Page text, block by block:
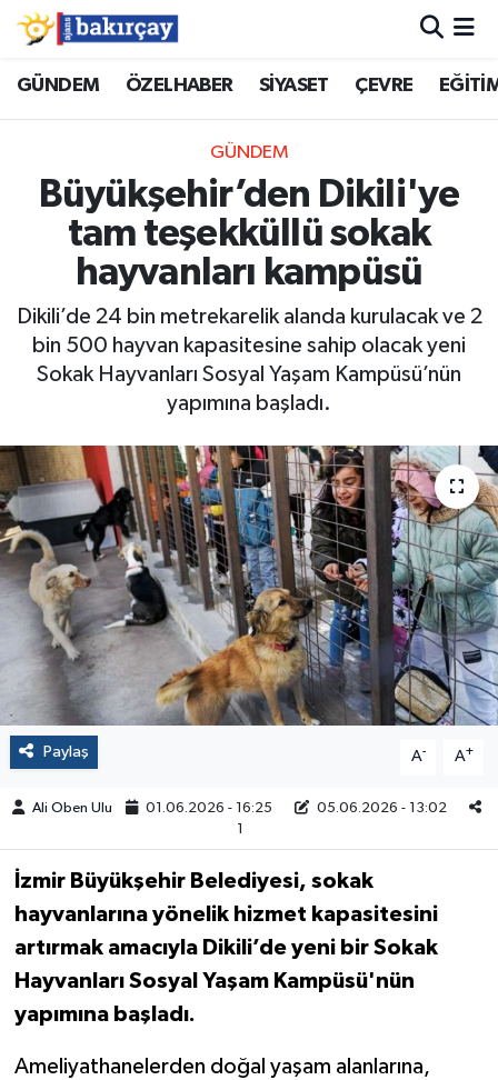
GÜNDEM ÖZELHABER SİYASET ÇEVRE
GÜNDEM
Büyükşehir’den Dikili'ye
tam teşekküllü sokak
hayvanları kampüsü
Dikili’de 24 bin metrekarelik alanda kurulacak ve 2
bin 500 hayvan kapasitesine sahip olacak yeni
Sokak Hayvanları Sosyal Yaşam Kampüsü’nün
yapımına başladı.
Paylaş A- A+
Ali Oben Ulu 01.06.2026 - 16:25
05.06.2026 - 13:02
1
İzmir Büyükşehir Belediyesi, sokak
hayvanlarına yönelik hizmet kapasitesini
artırmak amacıyla Dikili’de yeni bir Sokak
Hayvanları Sosyal Yaşam Kampüsü'nün
yapımına başladı.
Ameliyathanelerden doğal yaşam alanlarına,
İzmir Nöbetçi Eczaneler
İzmir Hava Durumu
İzmir Namaz Vakitleri
İzmir Trafik Yoğunluk Haritası
Süper Lig Puan Durumu ve Fikstür
Tüm Manşetler
Haber Arşivi